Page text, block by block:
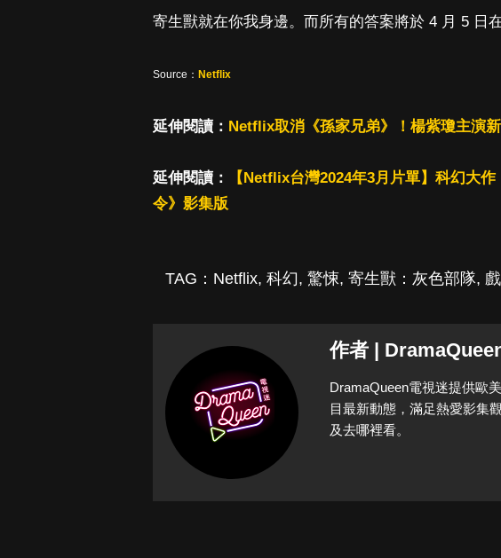
寄生獸就在你我身邊。而所有的答案將於 4 月 5 日
Source： Netflix
延伸閱讀： Netflix取消《孫家兄弟》！楊紫瓊主演
延伸閱讀：
【Netflix台灣2024年3月片單】科幻大
令》影集版
TAG： Netflix, 科幻, 驚悚, 寄生獸：灰色部隊,
作者 |
DramaQueen電視迷提供歐
目最新動態，滿足熱愛影集
及去哪裡看。